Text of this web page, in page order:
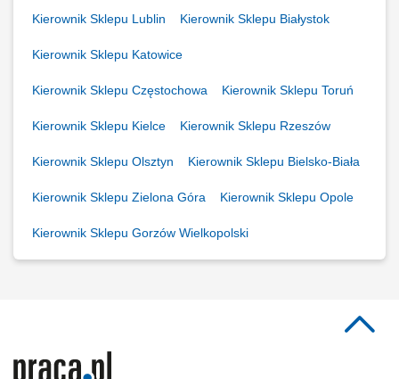
Kierownik Sklepu Lublin Kierownik Sklepu Białystok
Kierownik Sklepu Katowice
Kierownik Sklepu Częstochowa Kierownik Sklepu Toruń
Kierownik Sklepu Kielce Kierownik Sklepu Rzeszów
Kierownik Sklepu Olsztyn Kierownik Sklepu Bielsko-Biała
Kierownik Sklepu Zielona Góra Kierownik Sklepu Opole
Kierownik Sklepu Gorzów Wielkopolski